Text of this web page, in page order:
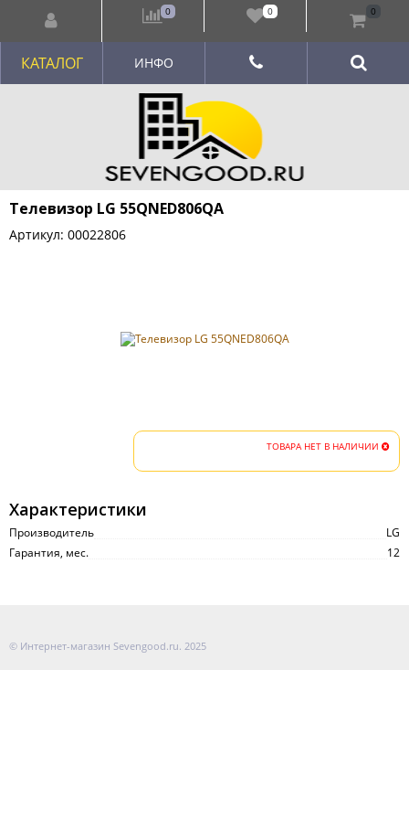
КАТАЛОГ ИНФО
Телевизор LG 55QNED806QA
Артикул: 00022806
ТОВАРА НЕТ В НАЛИЧИИ
Характеристики
Производитель
LG
Гарантия, мес.
12
© Интернет-магазин Sevengood.ru. 2025
0 0 0